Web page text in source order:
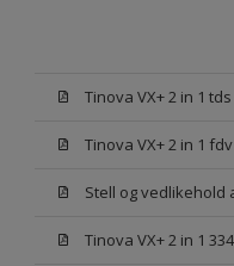
Tinova VX+ 2 in 1 tds
Tinova VX+ 2 in 1 fdv
Stell og vedlikehold
Tinova VX+ 2 in 1